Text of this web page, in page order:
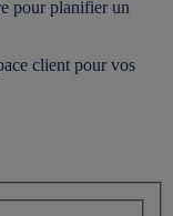
pour planifier un
client pour vos